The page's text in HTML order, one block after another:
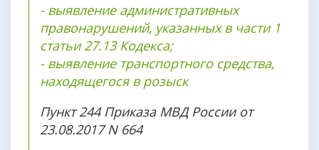
- выявление административных
правонарушений, указанных в части 1
статьи 27.13 Кодекса;
- выявление транспортного средства,
находящегося в розыск
Пункт 244 Приказа МВД России от
23.08.2017 N 664